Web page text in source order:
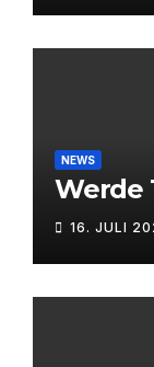
NEWS
Werde
16. JULI